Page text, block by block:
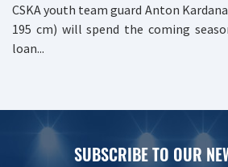
CSKA youth team guard Anton
195 cm) will spend the coming
loan...
SUBSCRIBE TO OUR